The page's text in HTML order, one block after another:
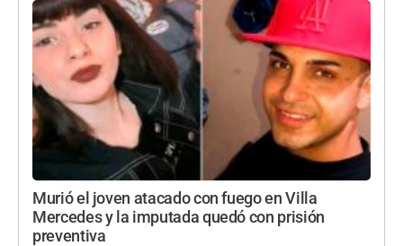
Murió el joven atacado con fuego en Villa
Mercedes y la imputada quedó con prisión
preventiva